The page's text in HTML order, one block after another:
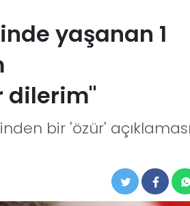
yaşanan 1
dilerim"
bir 'özür' açıklaması